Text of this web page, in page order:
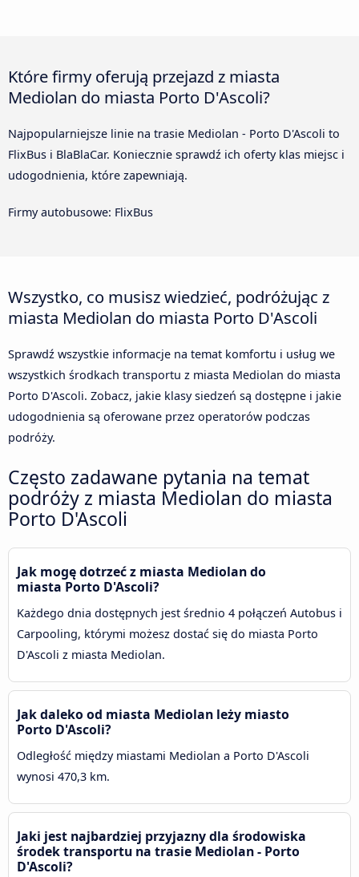
Które firmy oferują przejazd z miasta
Mediolan do miasta Porto D'Ascoli?
Najpopularniejsze linie na trasie Mediolan - Porto D'Ascoli to
FlixBus i BlaBlaCar. Koniecznie sprawdź ich oferty klas miejsc i
udogodnienia, które zapewniają.
Firmy autobusowe: FlixBus
Wszystko, co musisz wiedzieć, podróżując z
miasta Mediolan do miasta Porto D'Ascoli
Sprawdź wszystkie informacje na temat komfortu i usług we
wszystkich środkach transportu z miasta Mediolan do miasta
Porto D'Ascoli. Zobacz, jakie klasy siedzeń są dostępne i jakie
udogodnienia są oferowane przez operatorów podczas
podróży.
Często zadawane pytania na temat
podróży z miasta Mediolan do miasta
Porto D'Ascoli
Jak mogę dotrzeć z miasta Mediolan do
miasta Porto D'Ascoli?
Każdego dnia dostępnych jest średnio 4 połączeń Autobus i
Carpooling, którymi możesz dostać się do miasta Porto
D'Ascoli z miasta Mediolan.
Jak daleko od miasta Mediolan leży miasto
Porto D'Ascoli?
Odległość między miastami Mediolan a Porto D'Ascoli
wynosi 470,3 km.
Jaki jest najbardziej przyjazny dla środowiska
środek transportu na trasie Mediolan - Porto
D'Ascoli?